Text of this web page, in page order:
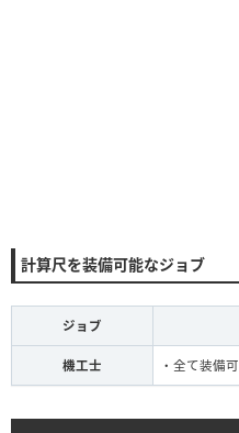
計算尺を装備可能なジョブ
ジョブ
機工士 ・全て装備可